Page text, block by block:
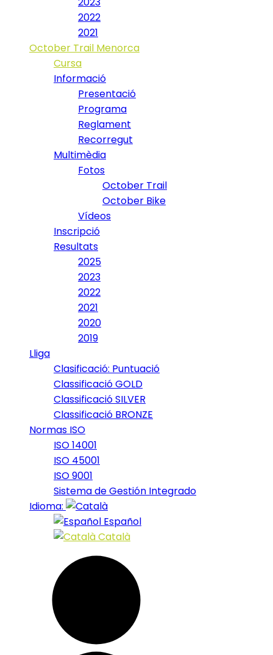
2022
2021
October Trail Menorca
Cursa
Informació
Presentació
Programa
Reglament
Recorregut
Multimèdia
Fotos
October Trail
October Bike
Vídeos
Inscripció
Resultats
2025
2023
2022
2021
2020
2019
Lliga
Clasificació: Puntuació
Classificació GOLD
Classificació SILVER
Classificació BRONZE
Normas ISO
ISO 14001
ISO 45001
ISO 9001
Sistema de Gestión Integrado
Idioma:
Español
Català